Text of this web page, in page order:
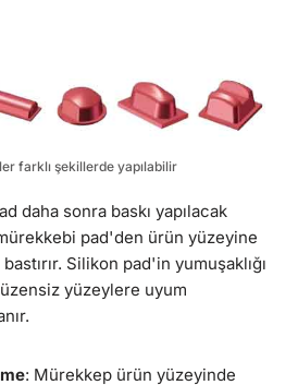
farklı şekillerde yapılabilir
daha sonra baskı yapılacak
pad'den ürün yüzeyine
Silikon pad'in yumuşaklığı
yüzeylere uyum
: Mürekkep ürün yüzeyinde